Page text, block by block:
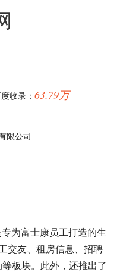
收录： 63.79万
限公司
为富士康员工打造的生
交友、租房信息、招聘
板块。此外，还推出了